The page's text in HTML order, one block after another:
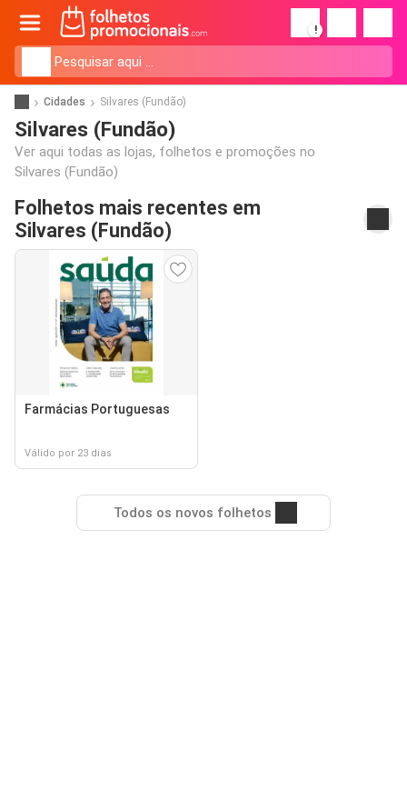
!
Cidades Silvares (Fundão)
Silvares (Fundão)
Ver aqui todas as lojas, folhetos e promoções no
Silvares (Fundão)
Folhetos mais recentes em
Silvares (Fundão)
Farmácias Portuguesas
Válido por 23 dias
Todos os novos folhetos